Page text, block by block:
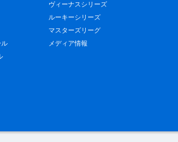
ル
ヴィーナスシリーズ
ルーキーシリーズ
マスターズリーグ
メディア情報